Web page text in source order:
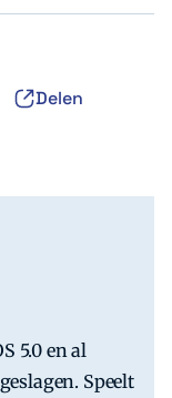
Delen
5.0 en al
Speelt